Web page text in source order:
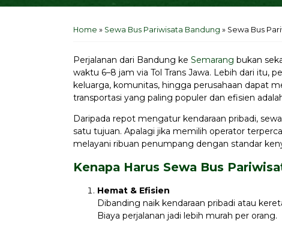
Home » Sewa Bus Pariwisata Bandung » Sewa Bus
Perjalanan dari Bandung ke Semarang bukan
waktu 6–8 jam via Tol Trans Jawa. Lebih dari itu,
keluarga, komunitas, hingga perusahaan dapat
transportasi yang paling populer dan efisien
Daripada repot mengatur kendaraan pribadi,
satu tujuan. Apalagi jika memilih operator
melayani ribuan penumpang dengan standar
Kenapa Harus Sewa Bus
Hemat & Efisien
Dibanding naik kendaraan pribadi atau
Biaya perjalanan jadi lebih murah per orang.